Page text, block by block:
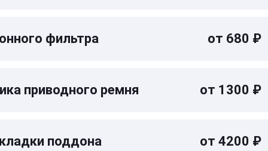
фильтра от 680 ₽
приводного ремня от 1300 ₽
поддона от 4200 ₽